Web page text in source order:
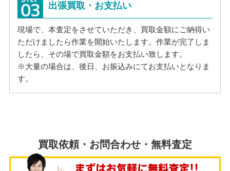
出張買取・お支払い
現場で、本査定をさせていただき、買取金額にご納得い
ただけましたら作業を開始いたします。作業が完了しま
したら、その場で買取金額をお支払い致します。
※大量の場合は、後日、お振込みにてお支払いとなりま
す。
買取依頼・お問合わせ・無料査定